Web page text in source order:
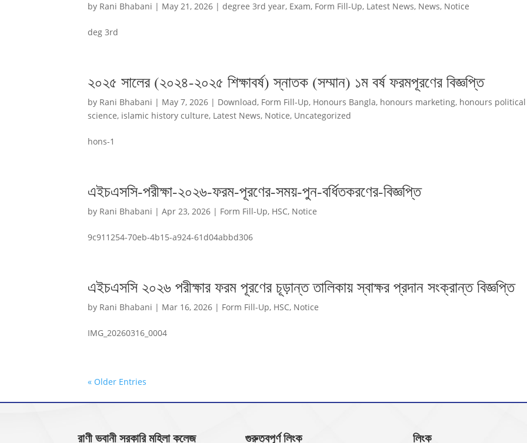
by Rani Bhabani | May 21, 2026 |degree 3rd year, Exam, Form Fill-Up, Latest News, News, Notice
deg 3rd
২০২৫ সালের (২০২৪-২০২৫ শিক্ষাবর্ষ) স্নাতক (সম্মান) ১ম বর্ষ ফরমপূরণের বিজ্ঞপ্তি
by Rani Bhabani | May 7, 2026 | Download, Form Fill-Up, Honours Bangla, honours marketing, honours political
science, islamic history culture, Latest News, Notice, Uncategorized
hons-1
এইচএসসি-পরীক্ষা-২০২৬-ফরম-পূরণের-সময়-পুন-বর্ধিতকরণের-বিজ্ঞপ্তি
by Rani Bhabani |Apr 23, 2026 | Form Fill-Up, HSC, Notice
9c911254-70eb-4b15-a924-61d04abbd306
এইচএসসি ২০২৬ পরীক্ষার ফরম পূরণের চূড়ান্ত তালিকায় স্বাক্ষর প্রদান সংক্রান্ত বিজ্ঞপ্তি
by Rani Bhabani | Mar 16, 2026 | Form Fill-Up, HSC, Notice
IMG_20260316_0004
« Older Entries
রাণী ভবানী সরকারি মহিলা কলেজ গুরুত্বপূর্ণ লিংক লিংক